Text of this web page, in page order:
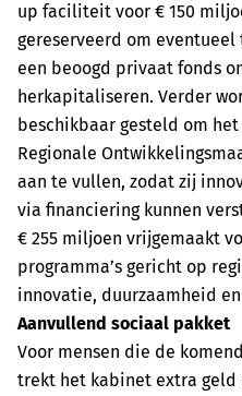
up faciliteit voor € 150
gereserveerd om
een beoogd privaat fonds
herkapitaliseren. Verder
beschikbaar gesteld om
Regionale
aan te vullen, zodat zij
via financiering kunnen
€ 255 miljoen vrijgemaakt
programma’s gericht op
innovatie, duurzaamheid
Aanvullend sociaal pakket
Voor mensen die de
trekt het kabinet extra